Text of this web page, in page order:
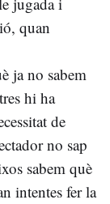
quan
ja no sabem
hi ha
de
no sap
sabem què
intentes fer la